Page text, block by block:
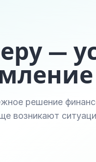
—
решение
возникают